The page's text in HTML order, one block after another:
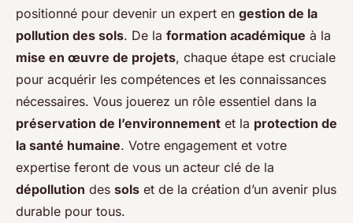
positionné pour devenir un expert en gestion de la
pollution des sols. De la formation académique à la
mise en œuvre de projets, chaque étape est cruciale
pour acquérir les compétences et les connaissances
nécessaires. Vous jouerez un rôle essentiel dans la
préservation de l’environnement et la protection de
la santé humaine. Votre engagement et votre
expertise feront de vous un acteur clé de la
dépollution des sols et de la création d’un avenir plus
durable pour tous.